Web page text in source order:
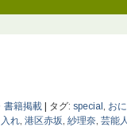
書籍掲載 | タグ: special お
れ 港区赤坂 紗理奈 芸能